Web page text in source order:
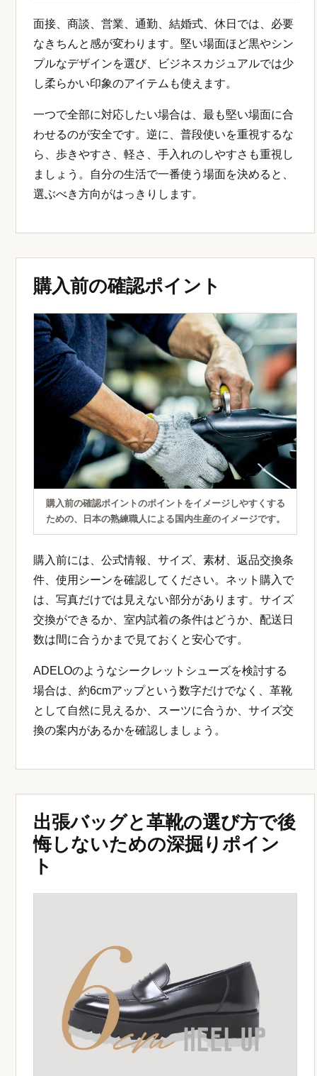
面接、商談、営業、通勤、結婚式、休日では、必要
なきちんと感が変わります。堅い場面ほど黒やシン
プルなデザインを選び、ビジネスカジュアルでは少
し柔らかい印象のアイテムも使えます。
一つで全部に対応したい場合は、最も堅い場面に合
わせるのが安全です。逆に、普段使いを重視するな
ら、歩きやすさ、軽さ、手入れのしやすさも重視し
ましょう。自分の生活で一番使う場面を決めると、
選ぶべき方向がはっきりします。
購入前の確認ポイント
購入前の確認ポイントのポイントをイメージしやすくする
ための、日本の熟練職人による国内生産のイメージです。
購入前には、公式情報、サイズ、素材、返品交換条
件、使用シーンを確認してください。ネット購入で
は、写真だけでは見えない部分があります。サイズ
交換ができるか、室内試着の条件はどうか、配送日
数は間に合うかまで見ておくと安心です。
ADELOのようなシークレットシューズを検討する
場合は、約6cmアップという数字だけでなく、革靴
として自然に見えるか、スーツに合うか、サイズ交
換の案内があるかを確認しましょう。
出張バッグと革靴の選び方で後
悔しないための深掘りポイン
ト